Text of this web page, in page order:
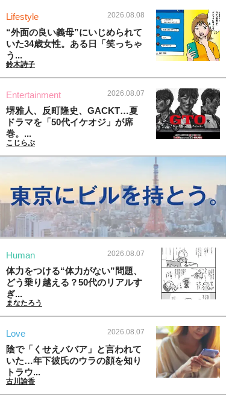
Lifestyle 2026.08.08
“外面の良い義母”にいじめられて
いた34歳女性。ある日「笑っちゃ
う...
鈴木詩子
Entertainment 2026.08.07
堺雅人、反町隆史、GACKT…夏
ドラマを「50代イケオジ」が席
巻。...
こじらぶ
Human 2026.08.07
体力をつける“体力がない”問題、
どう乗り越える？50代のリアルす
ぎ...
まなたろう
Love 2026.08.07
陰で「くせえババア」と言われて
いた…年下彼氏のウラの顔を知り
トラウ...
古川諭香